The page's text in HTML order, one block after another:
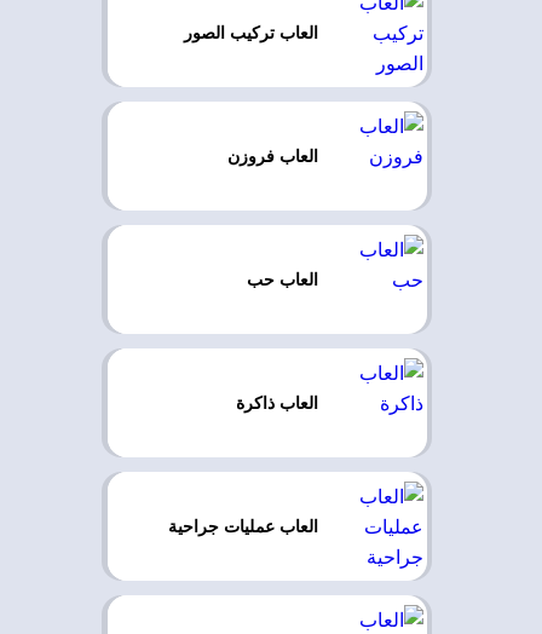
العاب تركيب الصور
العاب فروزن
العاب حب
العاب ذاكرة
العاب عمليات جراحية